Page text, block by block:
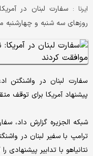
ایرنا : سفارت لبنان در
روزهای سه شنبه و چهارشنبه
سفارت لبنان در واشنگتن
پیشنهاد آمریکا برای توقف
شبکه الجزیره گزارش داد،
ترامپ با سفیر لبنان در
نتانیاهو با تدابیر